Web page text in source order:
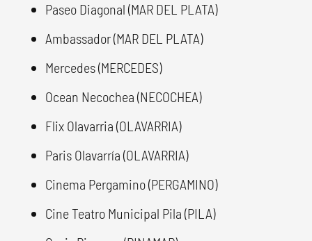
Paseo Diagonal (MAR DEL PLATA)
Ambassador (MAR DEL PLATA)
Mercedes (MERCEDES)
Ocean Necochea (NECOCHEA)
Flix Olavarria (OLAVARRIA)
Paris Olavarría (OLAVARRIA)
Cinema Pergamino (PERGAMINO)
Cine Teatro Municipal Pila (PILA)